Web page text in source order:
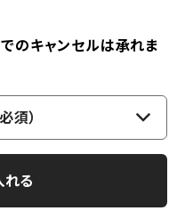
のキャンセルは承れま
須）
れる